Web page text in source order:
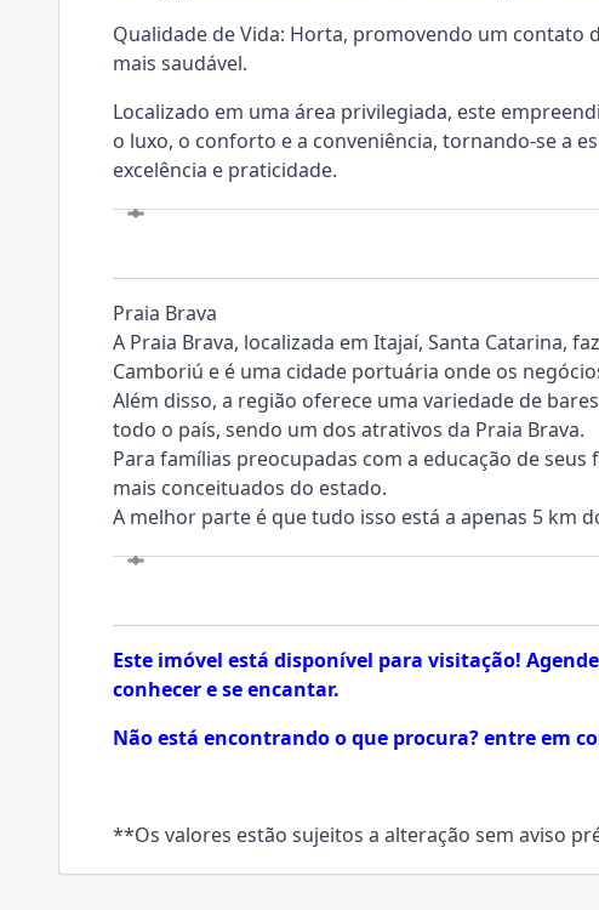
Qualidade de Vida: Horta, promovendo um contato
mais saudável.
Localizado em uma área privilegiada, este
o luxo, o conforto e a conveniência, tornando-se a
excelência e praticidade.
Praia Brava
A Praia Brava, localizada em Itajaí, Santa Catarina,
Camboriú e é uma cidade portuária onde os
Além disso, a região oferece uma variedade de
todo o país, sendo um dos atrativos da Praia Brava.
Para famílias preocupadas com a educação de
mais conceituados do estado.
A melhor parte é que tudo isso está a apenas 5 km
Este imóvel está disponível para visitação!
conhecer e se encantar.
Não está encontrando o que procura? entre em
**Os valores estão sujeitos a alteração sem aviso